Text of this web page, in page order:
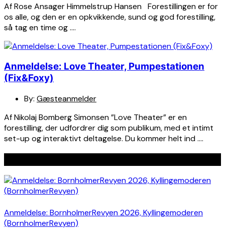
Af Rose Ansager Himmelstrup Hansen Forestillingen er for
os alle, og den er en opkvikkende, sund og god forestilling,
så tag en time og ….
Anmeldelse: Love Theater, Pumpestationen
(Fix&Foxy)
By: Gæsteanmelder
Af Nikolaj Bomberg Simonsen ”Love Theater” er en
forestilling, der udfordrer dig som publikum, med et intimt
set-up og interaktivt deltagelse. Du kommer helt ind ….
Anmeldelse: BornholmerRevyen 2026, Kyllingemoderen
(BornholmerRevyen)